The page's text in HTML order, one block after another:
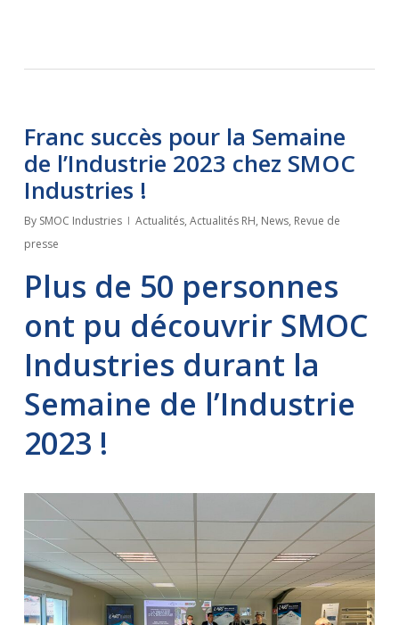
Franc succès pour la Semaine
de l’Industrie 2023 chez SMOC
Industries !
By SMOC Industries Actualités, Actualités RH, News, Revue de
presse
Plus de 50 personnes
ont pu découvrir SMOC
Industries durant la
Semaine de l’Industrie
2023 !